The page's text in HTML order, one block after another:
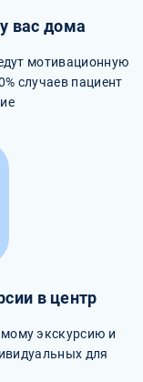
вас дома
мотивационную
случаев пациент
в центр
экскурсию и
для